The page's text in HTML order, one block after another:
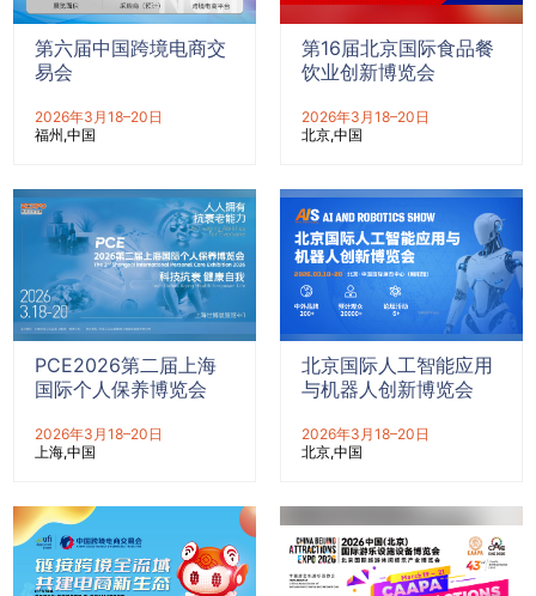
第六届中国跨境电商交
易会
2026年3月18–20日
福州 中国
第16届北京国际食品餐
饮业创新博览会
2026年3月18–20日
北京 中国
PCE2026第二届上海
国际个人保养博览会
2026年3月18–20日
上海 中国
北京国际人工智能应用
与机器人创新博览会
2026年3月18–20日
北京 中国